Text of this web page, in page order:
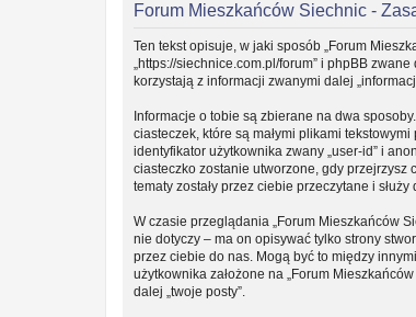
Forum Mieszkańców Siechnic -
Ten tekst opisuje, w jaki sposób „Forum
„https://siechnice.com.pl/forum” i phpBB zwane
korzystają z informacji zwanymi dalej
Informacje o tobie są zbierane na dwa
ciasteczek, które są małymi plikami
identyfikator użytkownika zwany „user-id” i
ciasteczko zostanie utworzone, gdy przejrzysz
tematy zostały przez ciebie przeczytane i
W czasie przeglądania „Forum Mieszkańców
nie dotyczy – ma on opisywać tylko strony
przez ciebie do nas. Mogą być to między
użytkownika założone na „Forum
dalej „twoje posty”.